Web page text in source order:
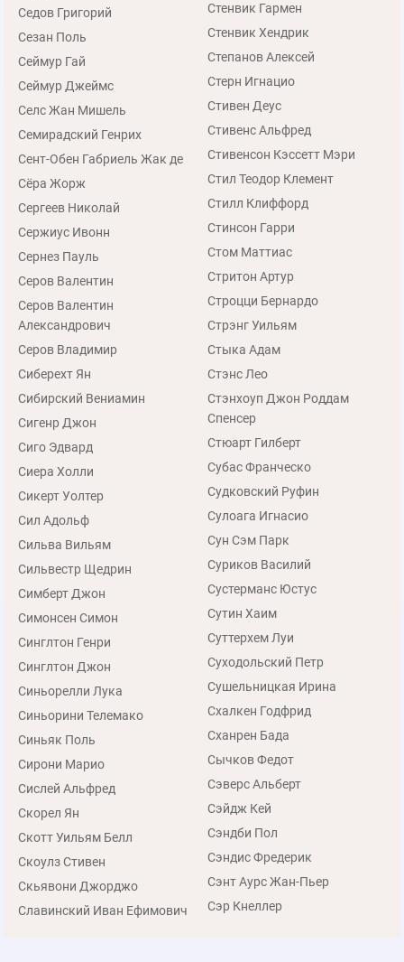
Седов Григорий
Сезан Поль
Сеймур Гай
Сеймур Джеймс
Селс Жан Мишель
Семирадский Генрих
Сент-Обен Габриель Жак де
Сёра Жорж
Сергеев Николай
Сержиус Ивонн
Сернез Пауль
Серов Валентин
Серов Валентин
Александрович
Серов Владимир
Сиберехт Ян
Сибирский Вениамин
Сигенр Джон
Сиго Эдвард
Сиера Холли
Сикерт Уолтер
Сил Адольф
Сильва Вильям
Сильвестр Щедрин
Симберт Джон
Симонсен Симон
Синглтон Генри
Синглтон Джон
Синьорелли Лука
Синьорини Телемако
Синьяк Поль
Сирони Марио
Сислей Альфред
Скорел Ян
Скотт Уильям Белл
Скоулз Стивен
Скьявони Джорджо
Славинский Иван Ефимович
Стенвик Гармен
Стенвик Хендрик
Степанов Алексей
Стерн Игнацио
Стивен Деус
Стивенс Альфред
Стивенсон Кэссетт Мэри
Стил Теодор Клемент
Стилл Клиффорд
Стинсон Гарри
Стом Маттиас
Стритон Артур
Строцци Бернардо
Стрэнг Уильям
Стыка Адам
Стэнс Лео
Стэнхоуп Джон Роддам
Спенсер
Стюарт Гилберт
Субас Франческо
Судковский Руфин
Сулоага Игнасио
Сун Сэм Парк
Суриков Василий
Сустерманс Юстус
Сутин Хаим
Суттерхем Луи
Суходольский Петр
Сушельницкая Ирина
Схалкен Годфрид
Сханрен Бада
Сычков Федот
Сэверс Альберт
Сэйдж Кей
Сэндби Пол
Сэндис Фредерик
Сэнт Аурс Жан-Пьер
Сэр Кнеллер